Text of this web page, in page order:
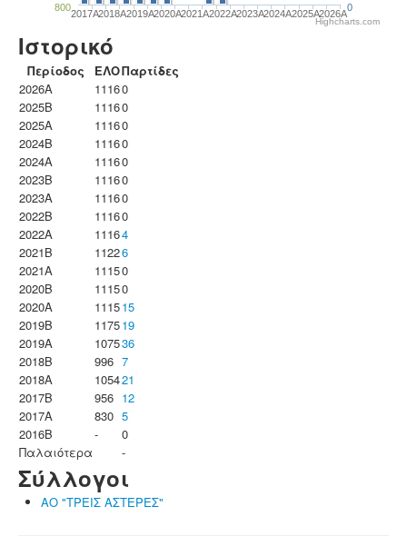
2017A2018A2019A2020A2021A2022A2023Α2024A2025A2026A
800 0
Highcharts.com
Ιστορικό
Περίοδος ΕΛΟΠαρτίδες
2026A
11160
2025B
11160
2025A
11160
2024B
11160
2024A
11160
2023B
11160
2023Α
11160
2022B
11160
2022A
11164
2021B
11226
2021A
11150
2020B
11150
2020A
111515
2019B
117519
2019A
107536
2018B
996 7
2018A
105421
2017B
956 12
2017A
830 5
2016B
-
0
Παλαιότερα
-
Σύλλογοι
ΑΟ "ΤΡΕΙΣ ΑΣΤΕΡΕΣ"